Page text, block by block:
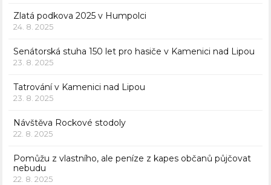
Zlatá podkova 2025 v Humpolci
24. 8. 2025
Senátorská stuha 150 let pro hasiče v Kamenici nad Lipou
23. 8. 2025
Tatrování v Kamenici nad Lipou
23. 8. 2025
Návštěva Rockové stodoly
22. 8. 2025
Pomůžu z vlastního, ale peníze z kapes občanů půjčovat
nebudu
22. 8. 2025